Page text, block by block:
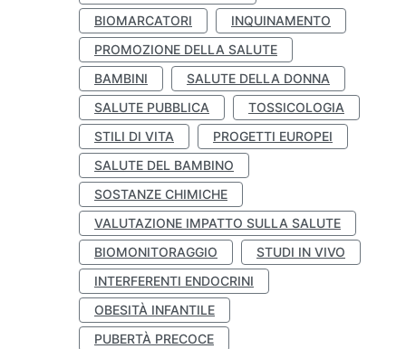
BIOMARCATORI
INQUINAMENTO
PROMOZIONE DELLA SALUTE
BAMBINI
SALUTE DELLA DONNA
SALUTE PUBBLICA
TOSSICOLOGIA
STILI DI VITA
PROGETTI EUROPEI
SALUTE DEL BAMBINO
SOSTANZE CHIMICHE
VALUTAZIONE IMPATTO SULLA SALUTE
BIOMONITORAGGIO
STUDI IN VIVO
INTERFERENTI ENDOCRINI
OBESITÀ INFANTILE
PUBERTÀ PRECOCE